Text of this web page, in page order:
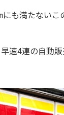
も満たないこ
速4連の自動販